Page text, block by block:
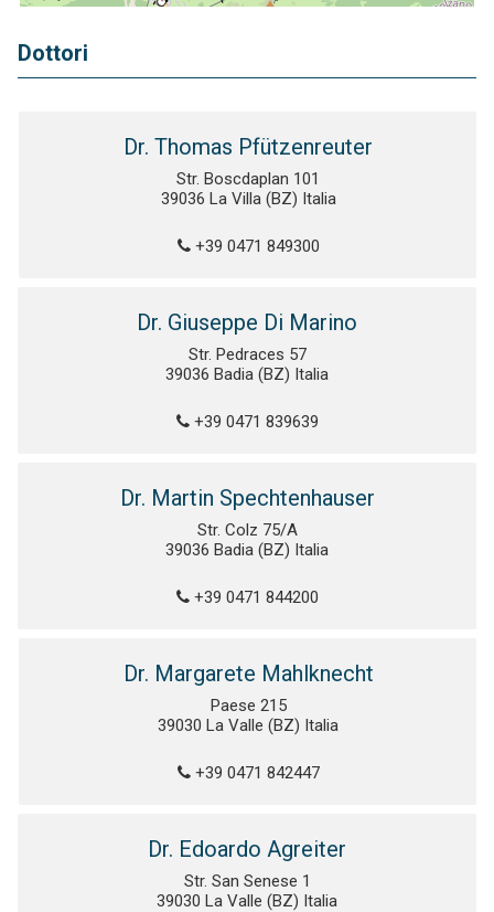
Dottori
Dr. Thomas Pfützenreuter
Str. Boscdaplan 101
39036 La Villa (BZ) Italia
+39 0471 849300
Dr. Giuseppe Di Marino
Str. Pedraces 57
39036 Badia (BZ) Italia
+39 0471 839639
Dr. Martin Spechtenhauser
Str. Colz 75/A
39036 Badia (BZ) Italia
+39 0471 844200
Dr. Margarete Mahlknecht
Paese 215
39030 La Valle (BZ) Italia
+39 0471 842447
Dr. Edoardo Agreiter
Str. San Senese 1
39030 La Valle (BZ) Italia